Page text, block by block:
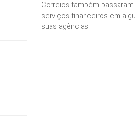
Correios também passaram
serviços financeiros em
suas agências.